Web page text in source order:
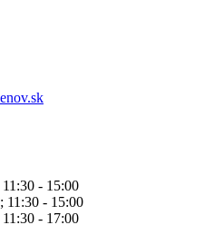
- 15:00
- 15:00
- 17:00